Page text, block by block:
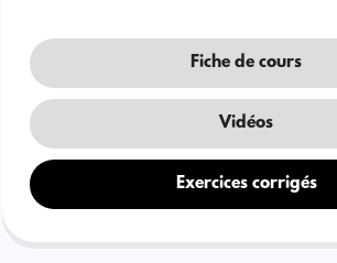
Fiche de cours
Vidéos
Exercices corrigés